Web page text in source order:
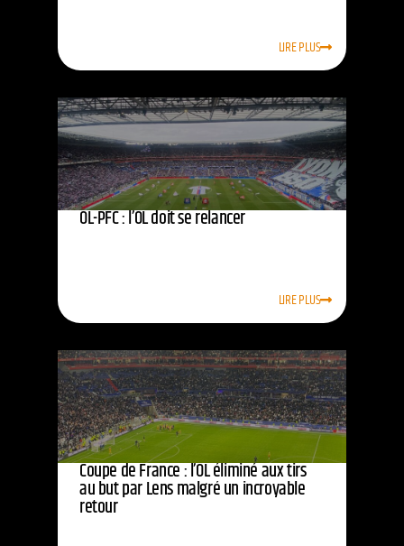
LIRE PLUS
OL-PFC : l’OL doit se relancer
LIRE PLUS
Coupe de France : l’OL éliminé aux tirs
au but par Lens malgré un incroyable
retour